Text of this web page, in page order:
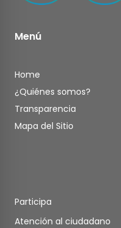
Menú
Home
¿Quiénes somos?
Transparencia
Mapa del Sitio
Participa
Atención al ciudadano